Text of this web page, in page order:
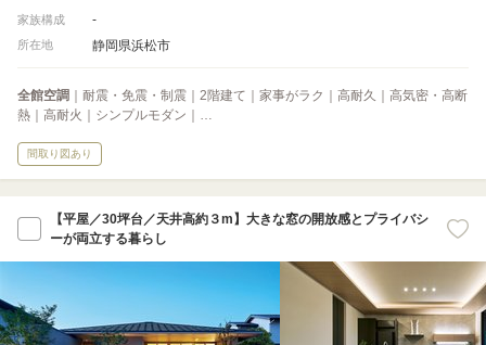
家族構成 -
所在地 静岡県浜松市
全館空調 ｜耐震・免震・制震｜2階建て｜家事がラク｜高耐久｜高気密・高断
熱｜高耐火｜シンプルモダン｜…
間取り図あり
【平屋／30坪台／天井高約３m】大きな窓の開放感とプライバシ
ーが両立する暮らし